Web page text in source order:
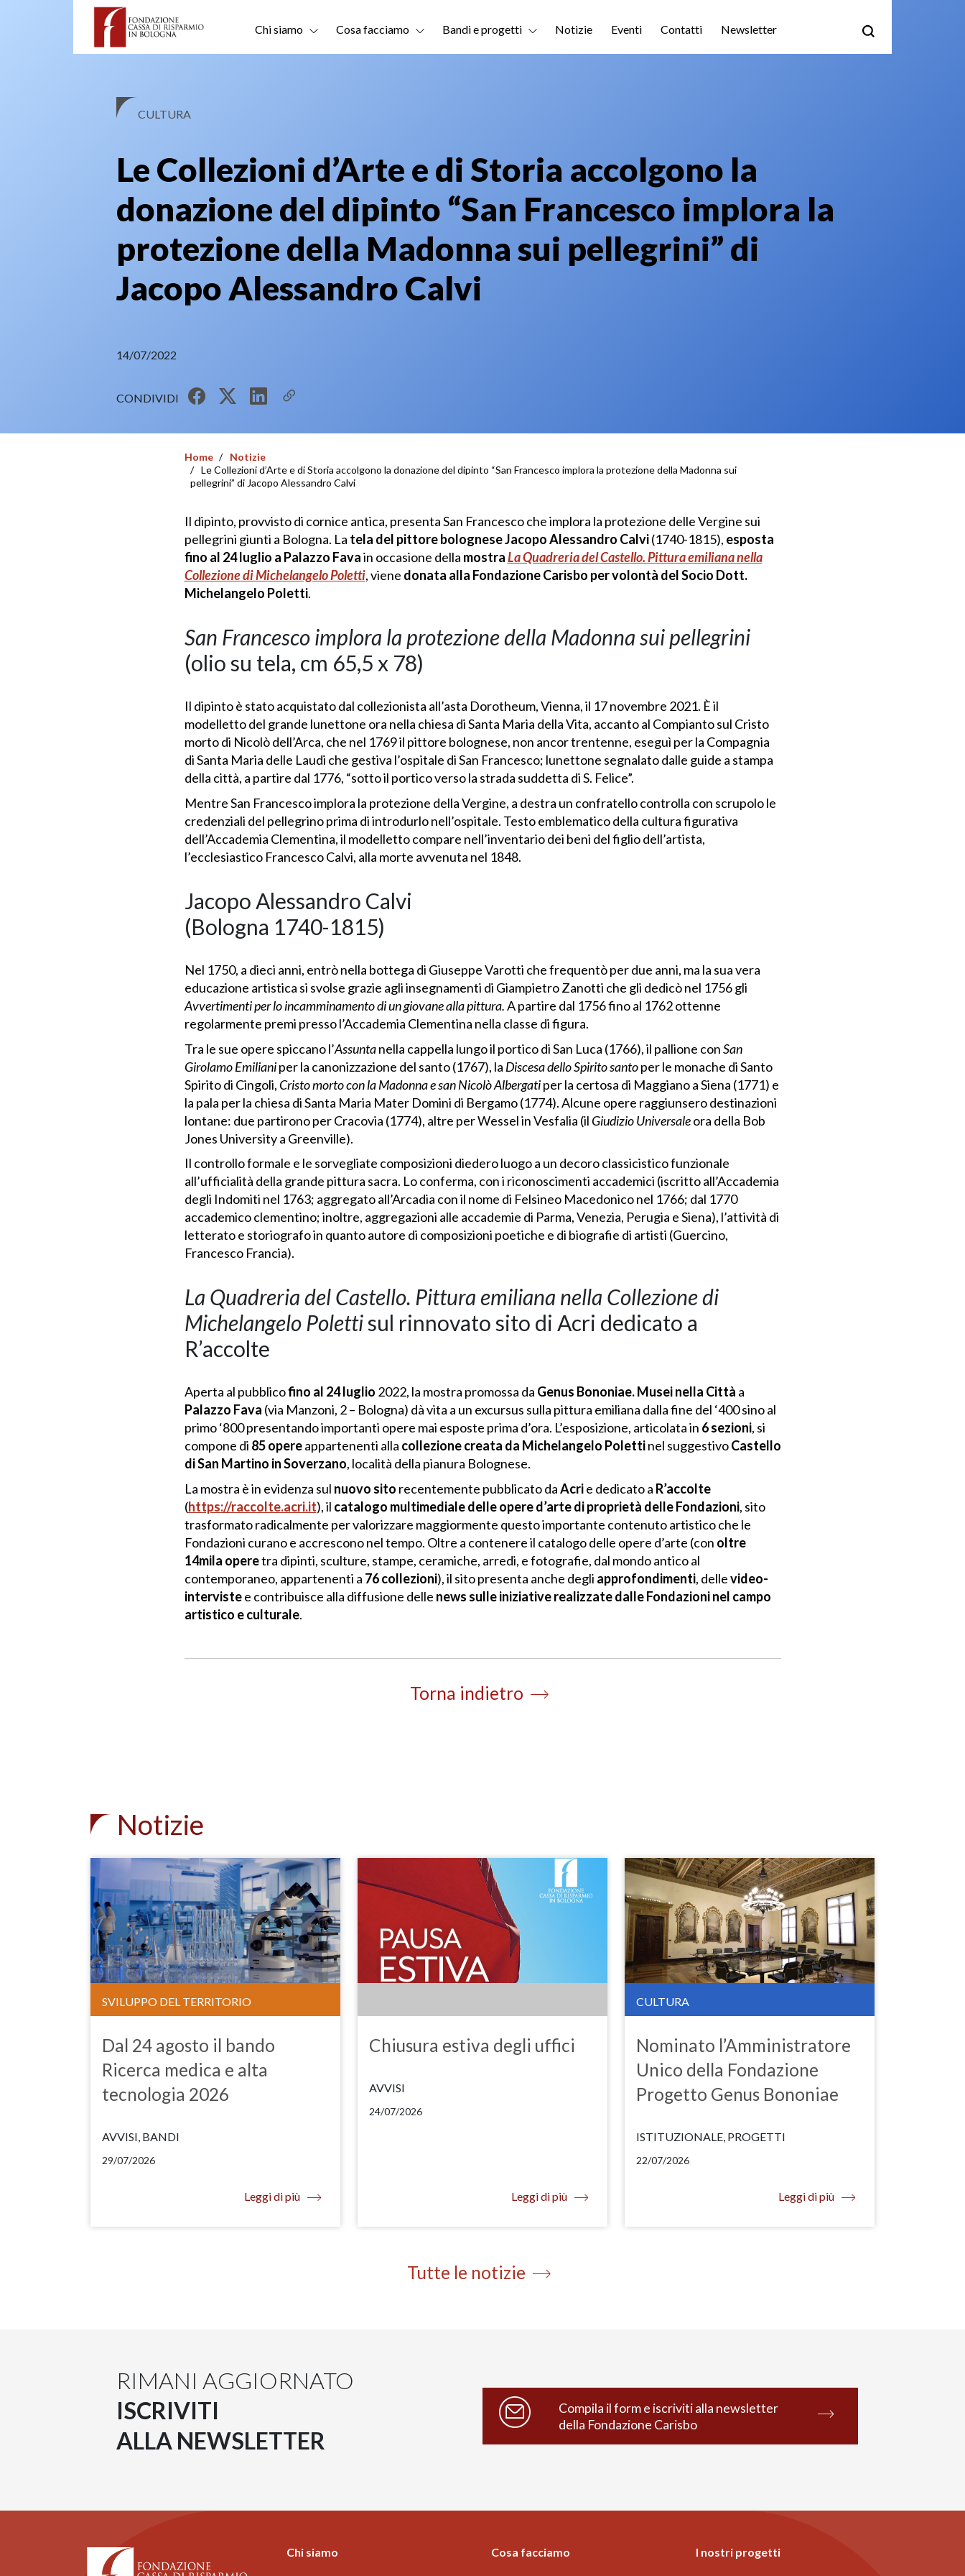
Chi siamo Cosa facciamo Bandi e progetti Notizie Eventi Contatti Newsletter
CULTURA
Le Collezioni d’Arte e di Storia accolgono la
donazione del dipinto “San Francesco implora la
protezione della Madonna sui pellegrini” di
Jacopo Alessandro Calvi
14/07/2022
CONDIVIDI
Home
Notizie
Le Collezioni d’Arte e di Storia accolgono la donazione del dipinto “San Francesco implora la protezione della Madonna sui
pellegrini” di Jacopo Alessandro Calvi
Il dipinto, provvisto di cornice antica, presenta San Francesco che implora la protezione delle Vergine sui
pellegrini giunti a Bologna. La tela del pittore bolognese Jacopo Alessandro Calvi(1740-1815), esposta
fino al 24 luglio a Palazzo Favain occasione della mostraLa Quadreria del Castello. Pittura emiliana nella
Collezione di Michelangelo Poletti, viene donata alla Fondazione Carisbo per volontà del Socio Dott.
Michelangelo Poletti.
San Francesco implora la protezione della Madonna sui pellegrini
(olio su tela, cm 65,5 x 78)
Il dipinto è stato acquistato dal collezionista all’asta Dorotheum, Vienna, il 17 novembre 2021. È il
modelletto del grande lunettone ora nella chiesa di Santa Maria della Vita, accanto al Compianto sul Cristo
morto di Nicolò dell’Arca, che nel 1769 il pittore bolognese, non ancor trentenne, eseguì per la Compagnia
di Santa Maria delle Laudi che gestiva l’ospitale di San Francesco; lunettone segnalato dalle guide a stampa
della città, a partire dal 1776, “sotto il portico verso la strada suddetta di S. Felice”.
Mentre San Francesco implora la protezione della Vergine, a destra un confratello controlla con scrupolo le
credenziali del pellegrino prima di introdurlo nell’ospitale. Testo emblematico della cultura figurativa
dell’Accademia Clementina, il modelletto compare nell’inventario dei beni del figlio dell’artista,
l’ecclesiastico Francesco Calvi, alla morte avvenuta nel 1848.
Jacopo Alessandro Calvi
(Bologna 1740-1815)
Nel 1750, a dieci anni, entrò nella bottega di Giuseppe Varotti che frequentò per due anni, ma la sua vera
educazione artistica si svolse grazie agli insegnamenti di Giampietro Zanotti che gli dedicò nel 1756 gli
Avvertimenti per lo incamminamento di un giovane alla pittura.A partire dal 1756 fino al 1762 ottenne
regolarmente premi presso l’Accademia Clementina nella classe di figura.
Tra le sue opere spiccano l’Assuntanella cappella lungo il portico di San Luca (1766), il pallione conSan
Girolamo Emilianiper la canonizzazione del santo (1767), la Discesa dello Spirito santoper le monache di Santo
Spirito di Cingoli, Cristo morto con la Madonna e san Nicolò Albergatiper la certosa di Maggiano a Siena (1771) e
la pala per la chiesa di Santa Maria Mater Domini di Bergamo (1774). Alcune opere raggiunsero destinazioni
lontane: due partirono per Cracovia (1774), altre per Wessel in Vesfalia (il Giudizio Universaleora della Bob
Jones University a Greenville).
Il controllo formale e le sorvegliate composizioni diedero luogo a un decoro classicistico funzionale
all’ufficialità della grande pittura sacra. Lo conferma, con i riconoscimenti accademici (iscritto all’Accademia
degli Indomiti nel 1763; aggregato all’Arcadia con il nome di Felsineo Macedonico nel 1766; dal 1770
accademico clementino; inoltre, aggregazioni alle accademie di Parma, Venezia, Perugia e Siena), l’attività di
letterato e storiografo in quanto autore di composizioni poetiche e di biografie di artisti (Guercino,
Francesco Francia).
La Quadreria del Castello. Pittura emiliana nella Collezione di
Michelangelo Polettisul rinnovato sito di Acri dedicato a
R’accolte
Aperta al pubblicofino al 24 luglio 2022, la mostra promossa da Genus Bononiae. Musei nella Città a
Palazzo Fava (via Manzoni, 2 – Bologna) dà vita a un excursus sulla pittura emiliana dalla fine del ‘400 sino al
primo ‘800 presentando importanti opere mai esposte prima d’ora. L’esposizione, articolata in 6 sezioni, si
compone di 85 opereappartenenti alla collezione creata da Michelangelo Polettinel suggestivoCastello
di San Martino in Soverzano, località della pianura Bolognese.
La mostra è in evidenza sul nuovo sito recentemente pubblicato daAcrie dedicato a R’accolte
(https://raccolte.acri.it), il catalogo multimediale delle opere d’arte di proprietà delle Fondazioni, sito
trasformato radicalmente per valorizzare maggiormente questo importante contenuto artistico che le
Fondazioni curano e accrescono nel tempo. Oltre a contenere il catalogo delle opere d’arte (con oltre
14mila operetra dipinti, sculture, stampe, ceramiche, arredi, e fotografie, dal mondo antico al
contemporaneo, appartenenti a 76 collezioni), il sito presenta anche degli approfondimenti, dellevideo-
intervistee contribuisce alla diffusione delle news sulle iniziative realizzate dalle Fondazioni nel campo
artistico e culturale.
Torna indietro
Notizie
SVILUPPO DEL TERRITORIO
Dal 24 agosto il bando
Ricerca medica e alta
tecnologia 2026
AVVISI, BANDI
29/07/2026
Leggi di più
Chiusura estiva degli uffici
AVVISI
24/07/2026
Leggi di più
CULTURA
Nominato l’Amministratore
Unico della Fondazione
Progetto Genus Bononiae
ISTITUZIONALE, PROGETTI
22/07/2026
Leggi di più
Tutte le notizie
RIMANI AGGIORNATO
ISCRIVITI
ALLA NEWSLETTER
Compila il form e iscriviti alla newsletter
della Fondazione Carisbo
Chi siamo Cosa facciamo I nostri progetti